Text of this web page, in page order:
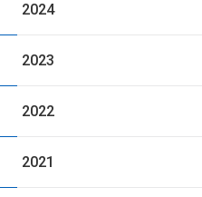
2024
2023
2022
2021